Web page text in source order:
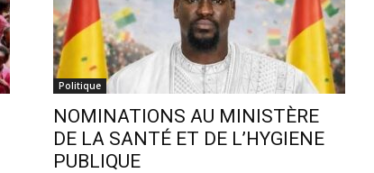
Politique
NOMINATIONS AU MINISTÈRE
DE LA SANTÉ ET DE L’HYGIENE
PUBLIQUE